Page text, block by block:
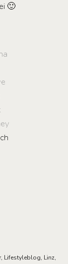
🙂
, Lifestyleblog, Linz,